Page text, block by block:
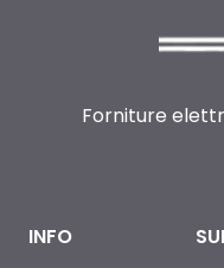
Forniture
INFO